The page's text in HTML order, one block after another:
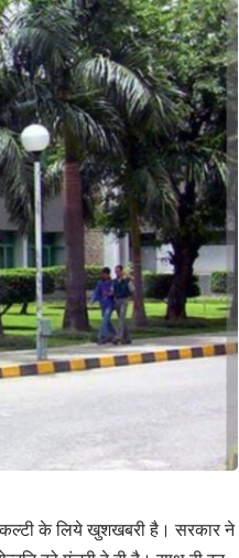
के लिये खुशखबरी है। सरकार ने